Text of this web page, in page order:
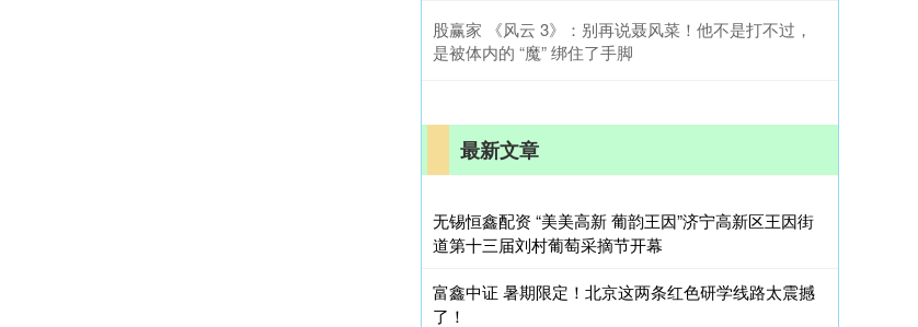
股赢家 《风云 3》：别再说聂风菜！他不是打不过，
是被体内的 “魔” 绑住了手脚
最新文章
无锡恒鑫配资 “美美高新 葡韵王因”济宁高新区王因街
道第十三届刘村葡萄采摘节开幕
富鑫中证 暑期限定！北京这两条红色研学线路太震撼
了！